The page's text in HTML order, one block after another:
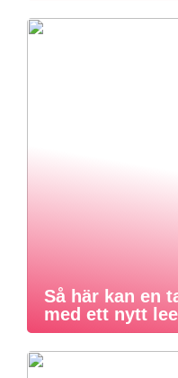
Så här kan en
med ett nytt